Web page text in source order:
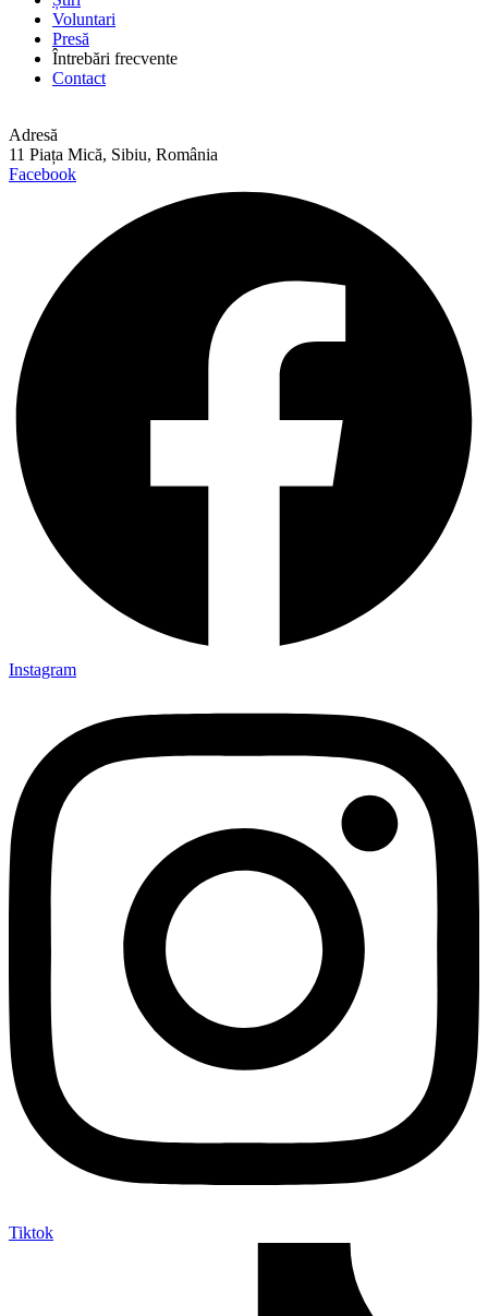
Voluntari
Presă
Întrebări frecvente
Contact
Adresă
11 Piața Mică, Sibiu, România
Facebook
Instagram
Tiktok